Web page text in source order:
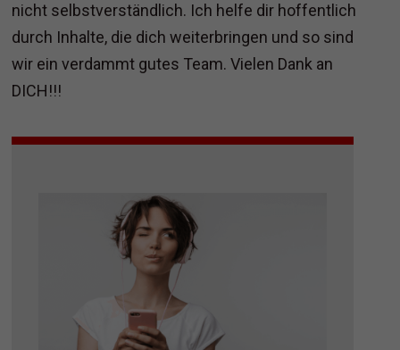
nicht selbstverständlich. Ich helfe dir hoffentlich
durch Inhalte, die dich weiterbringen und so sind
wir ein verdammt gutes Team. Vielen Dank an
DICH!!!